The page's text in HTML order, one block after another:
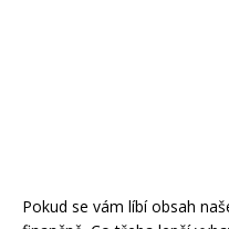
Pokud se vám líbí obsah